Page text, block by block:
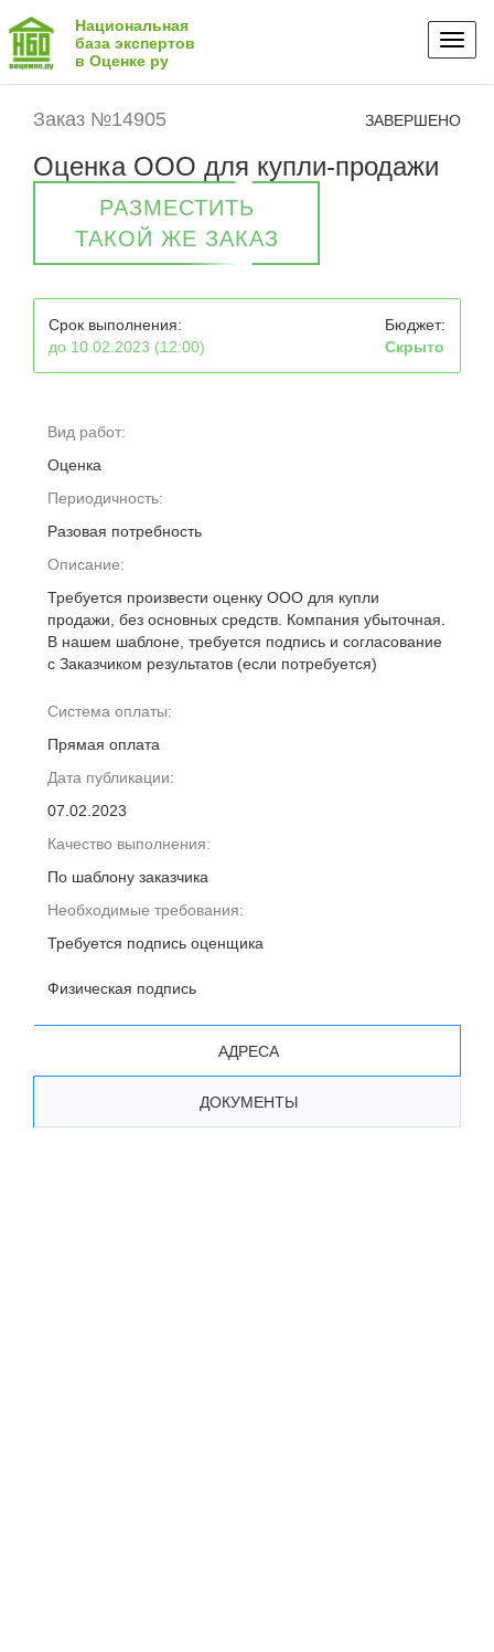
Национальная
база экспертов
в Оценке ру
Заказ №14905 ЗАВЕРШЕНО
Оценка ООО для купли-продажи
РАЗМЕСТИТЬ
ТАКОЙ ЖЕ ЗАКАЗ
Срок выполнения:
до 10.02.2023 (12:00)
Бюджет:
Скрыто
Вид работ:
Оценка
Периодичность:
Разовая потребность
Описание:
Требуется произвести оценку ООО для купли
продажи, без основных средств. Компания убыточная.
В нашем шаблоне, требуется подпись и согласование
с Заказчиком результатов (если потребуется)
Система оплаты:
Прямая оплата
Дата публикации:
07.02.2023
Качество выполнения:
По шаблону заказчика
Необходимые требования:
Требуется подпись оценщика
Физическая подпись
АДРЕСА
ДОКУМЕНТЫ